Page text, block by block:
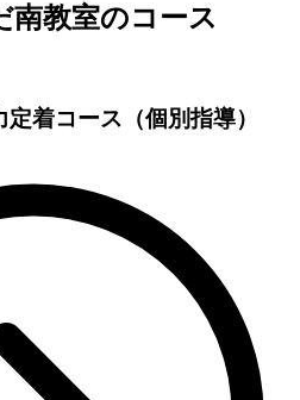
南教室のコース
着コース（個別指導）